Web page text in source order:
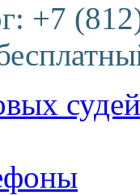
+7
судей